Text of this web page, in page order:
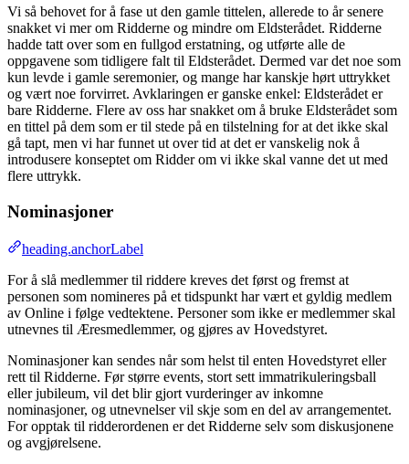
Vi så behovet for å fase ut den gamle tittelen, allerede to år senere
snakket vi mer om Ridderne og mindre om Eldsterådet. Ridderne
hadde tatt over som en fullgod erstatning, og utførte alle de
oppgavene som tidligere falt til Eldsterådet. Dermed var det noe som
kun levde i gamle seremonier, og mange har kanskje hørt uttrykket
og vært noe forvirret. Avklaringen er ganske enkel: Eldsterådet er
bare Ridderne. Flere av oss har snakket om å bruke Eldsterådet som
en tittel på dem som er til stede på en tilstelning for at det ikke skal
gå tapt, men vi har funnet ut over tid at det er vanskelig nok å
introdusere konseptet om Ridder om vi ikke skal vanne det ut med
flere uttrykk.
Nominasjoner
heading.anchorLabel
For å slå medlemmer til riddere kreves det først og fremst at
personen som nomineres på et tidspunkt har vært et gyldig medlem
av Online i følge vedtektene. Personer som ikke er medlemmer skal
utnevnes til Æresmedlemmer, og gjøres av Hovedstyret.
Nominasjoner kan sendes når som helst til enten Hovedstyret eller
rett til Ridderne. Før større events, stort sett immatrikuleringsball
eller jubileum, vil det blir gjort vurderinger av inkomne
nominasjoner, og utnevnelser vil skje som en del av arrangementet.
For opptak til ridderordenen er det Ridderne selv som diskusjonene
og avgjørelsene.